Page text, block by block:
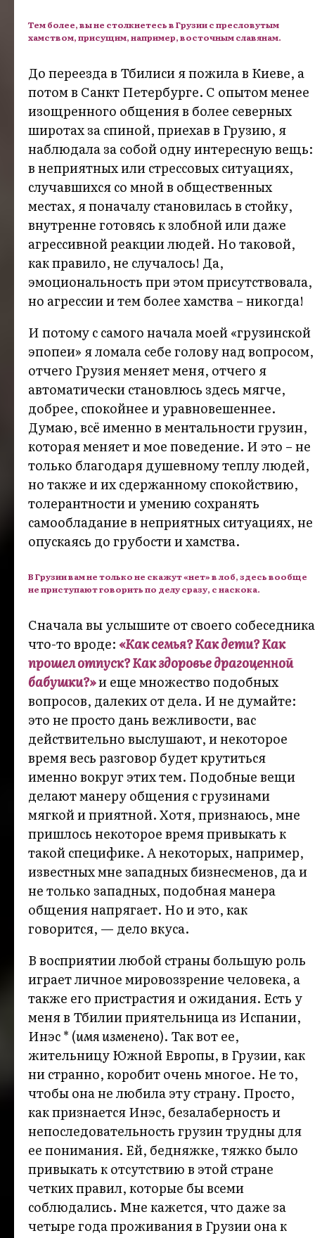
Тем более, вы не столкнетесь в Грузии с пресловутым
хамством, присущим, например, восточным славянам.
До переезда в Тбилиси я пожила в Киеве, а
потом в Санкт Петербурге. С опытом менее
изощренного общения в более северных
широтах за спиной, приехав в Грузию, я
наблюдала за собой одну интересную вещь:
в неприятных или стрессовых ситуациях,
случавшихся со мной в общественных
местах, я поначалу становилась в стойку,
внутренне готовясь к злобной или даже
агрессивной реакции людей. Но таковой,
как правило, не случалось! Да,
эмоциональность при этом присутствовала,
но агрессии и тем более хамства – никогда!
И потому с самого начала моей «грузинской
эпопеи» я ломала себе голову над вопросом,
отчего Грузия меняет меня, отчего я
автоматически становлюсь здесь мягче,
добрее, спокойнее и уравновешеннее.
Думаю, всё именно в ментальности грузин,
которая меняет и мое поведение. И это – не
только благодаря душевному теплу людей,
но также и их сдержанному спокойствию,
толерантности и умению сохранять
самообладание в неприятных ситуациях, не
опускаясь до грубости и хамства.
В Грузии вам не только не скажут «нет» в лоб, здесь вообще
не приступают говорить по делу сразу, с наскока.
Сначала вы услышите от своего собеседника
что-то вроде: «Как семья? Как дети? Как
прошел отпуск? Как здоровье драгоценной
бабушки?»и еще множество подобных
вопросов, далеких от дела. И не думайте:
это не просто дань вежливости, вас
действительно выслушают, и некоторое
время весь разговор будет крутиться
именно вокруг этих тем. Подобные вещи
делают манеру общения с грузинами
мягкой и приятной. Хотя, признаюсь, мне
пришлось некоторое время привыкать к
такой специфике. А некоторых, например,
известных мне западных бизнесменов, да и
не только западных, подобная манера
общения напрягает. Но и это, как
говорится, — дело вкуса.
В восприятии любой страны большую роль
играет личное мировоззрение человека, а
также его пристрастия и ожидания. Есть у
меня в Тбилии приятельница из Испании,
Инэс * (имя изменено). Так вот ее,
жительницу Южной Европы, в Грузии, как
ни странно, коробит очень многое. Не то,
чтобы она не любила эту страну. Просто,
как признается Инэс, безалаберность и
непоследовательность грузин трудны для
ее понимания. Ей, бедняжке, тяжко было
привыкать к отсутствию в этой стране
четких правил, которые бы всеми
соблюдались. Мне кажется, что даже за
четыре года проживания в Грузии она к